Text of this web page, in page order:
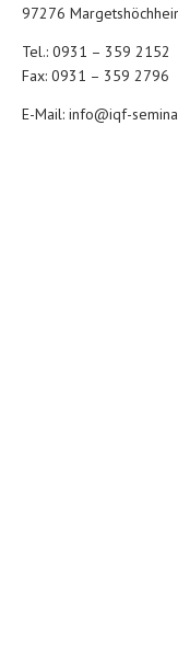
97276
Tel.: 0931 – 359 2152
Fax: 0931 – 359 2796
E-Mail: info@iqf-